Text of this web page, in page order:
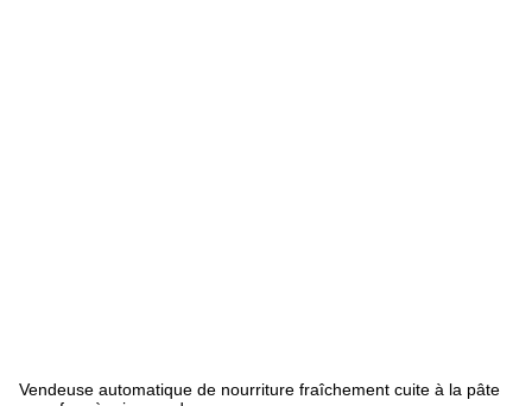
Vendeuse automatique de nourriture fraîchement cuite à la pâte